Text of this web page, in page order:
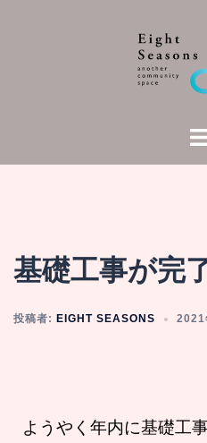
基礎工事が完
投稿者: EIGHT SEASONS 2021
ようやく年内に基礎工